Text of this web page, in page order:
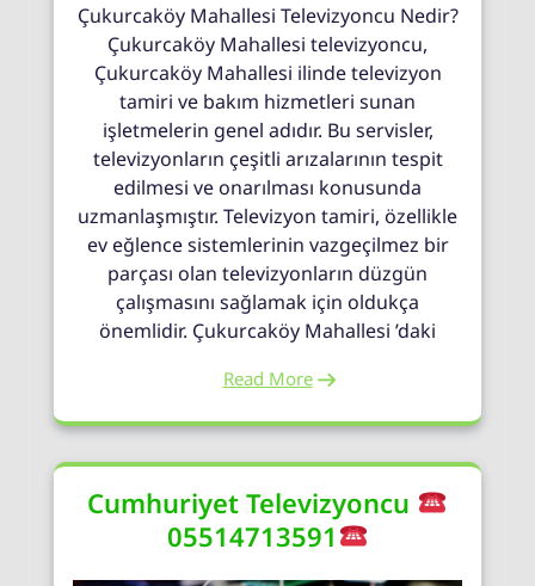
Çukurcaköy Mahallesi Televizyoncu Nedir?
Çukurcaköy Mahallesi televizyoncu,
Çukurcaköy Mahallesi ilinde televizyon
tamiri ve bakım hizmetleri sunan
işletmelerin genel adıdır. Bu servisler,
televizyonların çeşitli arızalarının tespit
edilmesi ve onarılması konusunda
uzmanlaşmıştır. Televizyon tamiri, özellikle
ev eğlence sistemlerinin vazgeçilmez bir
parçası olan televizyonların düzgün
çalışmasını sağlamak için oldukça
önemlidir. Çukurcaköy Mahallesi ’daki
Read More
Cumhuriyet Televizyoncu
05514713591